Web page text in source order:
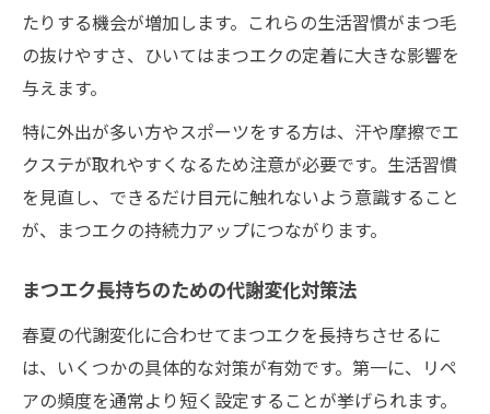
たりする機会が増加します。これらの生活習慣がまつ毛
の抜けやすさ、ひいてはまつエクの定着に大きな影響を
与えます。
特に外出が多い方やスポーツをする方は、汗や摩擦でエ
クステが取れやすくなるため注意が必要です。生活習慣
を見直し、できるだけ目元に触れないよう意識すること
が、まつエクの持続力アップにつながります。
まつエク長持ちのための代謝変化対策法
春夏の代謝変化に合わせてまつエクを長持ちさせるに
は、いくつかの具体的な対策が有効です。第一に、リペ
アの頻度を通常より短く設定することが挙げられます。